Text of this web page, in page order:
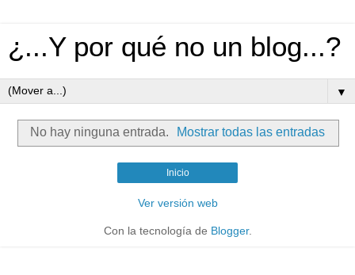
¿...Y por qué no un blog...?
▼
No hay ninguna entrada. Mostrar todas las entradas
Inicio
Ver versión web
Con la tecnología de Blogger.